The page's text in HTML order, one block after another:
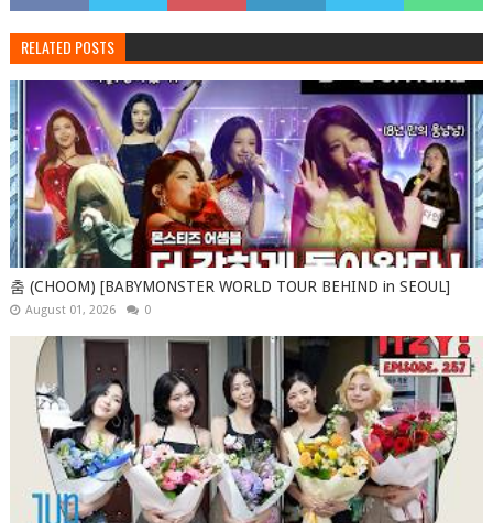
RELATED POSTS
춤 (CHOOM) [BABYMONSTER WORLD TOUR BEHIND in SEOUL]
August 01, 2026 0